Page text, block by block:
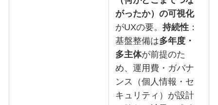
がったか）の可視化
がUXの要。持続性 ：
基盤整備は多年度・
多主体が前提のた
め、運用費・ガバナ
ンス（個人情報・セ
キュリティ）が設計